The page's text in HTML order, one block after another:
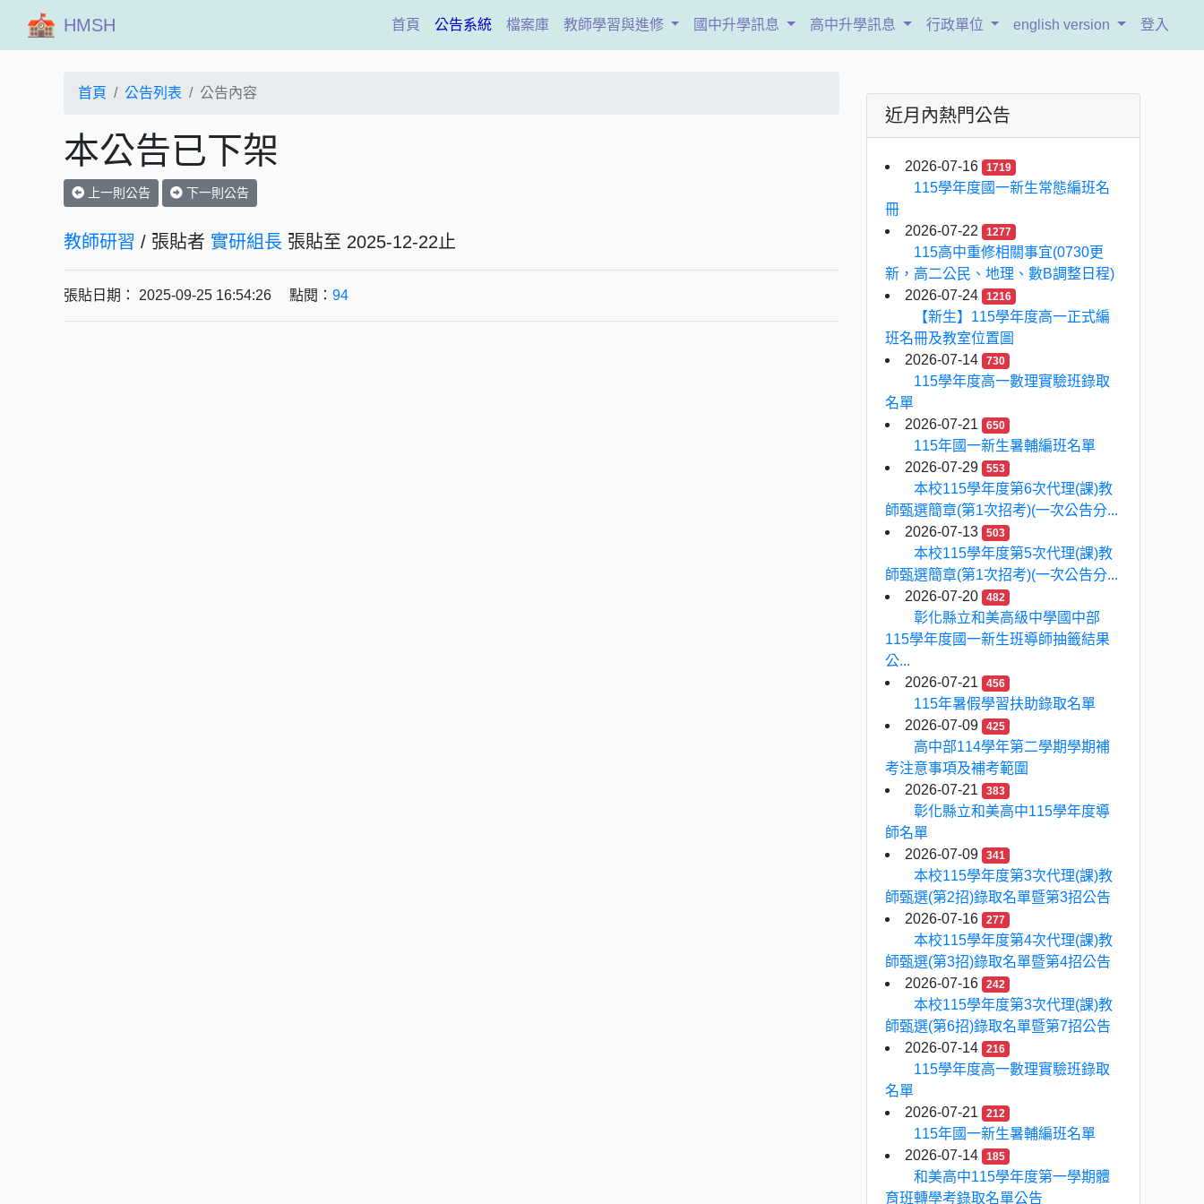
HMSH 首頁(current)
公告系統 檔案庫 教師學習與進修 國中升學訊息 高中升學訊息 行政單位 english version 登入
首頁 公告列表 公告內容
本公告已下架
上一則公告 下一則公告
教師研習 / 張貼者 實研組長 張貼至 2025-12-22止
張貼日期： 2025-09-25 16:54:26 點閱： 94
近月內熱門公告
2026-07-16 1719
115學年度國一新生常態編班名
冊
2026-07-22
1277
115高中重修相關事宜(0730更
新，高二公民、地理、數B調整日程)
2026-07-24
1216
【新生】115學年度高一正式編
班名冊及教室位置圖
2026-07-14
730
115學年度高一數理實驗班錄取
名單
2026-07-21
650
115年國一新生暑輔編班名單
2026-07-29
553
本校115學年度第6次代理(課)教
師甄選簡章(第1次招考)(一次公告分...
2026-07-13
503
本校115學年度第5次代理(課)教
師甄選簡章(第1次招考)(一次公告分...
2026-07-20
482
彰化縣立和美高級中學國中部
115學年度國一新生班導師抽籤結果
公...
2026-07-21
456
115年暑假學習扶助錄取名單
2026-07-09
425
高中部114學年第二學期學期補
考注意事項及補考範圍
2026-07-21
383
彰化縣立和美高中115學年度導
師名單
2026-07-09
341
本校115學年度第3次代理(課)教
師甄選(第2招)錄取名單暨第3招公告
2026-07-16
277
本校115學年度第4次代理(課)教
師甄選(第3招)錄取名單暨第4招公告
2026-07-16
242
本校115學年度第3次代理(課)教
師甄選(第6招)錄取名單暨第7招公告
2026-07-14
216
115學年度高一數理實驗班錄取
名單
2026-07-21
212
115年國一新生暑輔編班名單
2026-07-14
185
和美高中115學年度第一學期體
育班轉學考錄取名單公告